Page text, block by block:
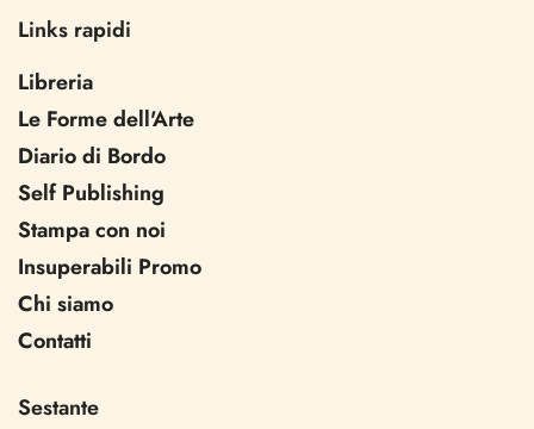
Links rapidi
Libreria
Le Forme dell'Arte
Diario di Bordo
Self Publishing
Stampa con noi
Insuperabili Promo
Chi siamo
Contatti
Sestante